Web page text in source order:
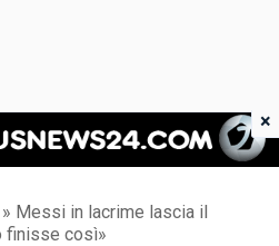
News 24
» Messi in lacrime lascia il
finisse così»
×